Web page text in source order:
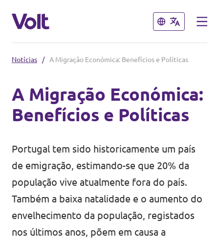
Fechar
Volt Espanha
Volt Países Baixos
Volt Alemanha
Volt Bélgica
Volt França
Fechar
Políticas
Sobre o Volt
Pessoas
Notícias
Eventos
Notícias / A Migração Económica: Benefícios e Políticas
A Migração Económica:
Benefícios e Políticas
Portugal tem sido historicamente um país
de emigração, estimando-se que 20% da
população vive atualmente fora do país.
Também a baixa natalidade e o aumento do
envelhecimento da população, registados
nos últimos anos, põem em causa a